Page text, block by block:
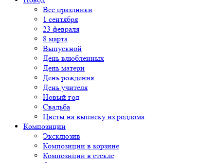
Все праздники
1 сентября
23 февраля
8 марта
Выпускной
День влюбленных
День матери
День рождения
День учителя
Новый год
Свадьба
Цветы на выписку из роддома
Композиции
Эксклюзив
Композиции в корзине
Композиции в стекле